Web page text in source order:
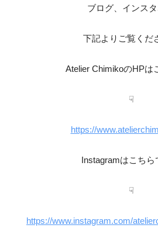
ブログ、インス
下記よりご覧くだ
Atelier ChimikoのHPは
☟
https://
Instagramはこちら
☟
https://www.instagram.com/